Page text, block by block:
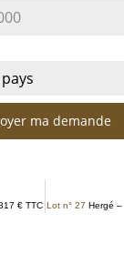
ma demande
€ TTC Lot n° 27 Hergé